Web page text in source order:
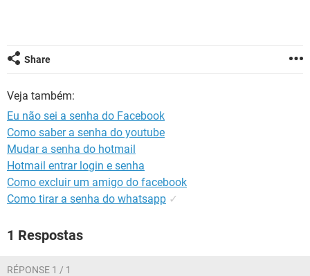
GUIA DE COMPRAS
Share
Veja também:
Eu não sei a senha do Facebook
Como saber a senha do youtube
Mudar a senha do hotmail
Hotmail entrar login e senha
Como excluir um amigo do facebook
Como tirar a senha do whatsapp ✓
1 Respostas
RÉPONSE 1 / 1